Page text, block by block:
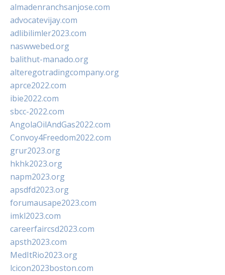
almadenranchsanjose.com
advocatevijay.com
adlibilimler2023.com
naswwebed.org
balithut-manado.org
alteregotradingcompany.org
aprce2022.com
ibie2022.com
sbcc-2022.com
AngolaOilAndGas2022.com
Convoy4Freedom2022.com
grur2023.org
hkhk2023.org
napm2023.org
apsdfd2023.org
forumausape2023.com
imkl2023.com
careerfaircsd2023.com
apsth2023.com
MedItRio2023.org
lcicon2023boston.com